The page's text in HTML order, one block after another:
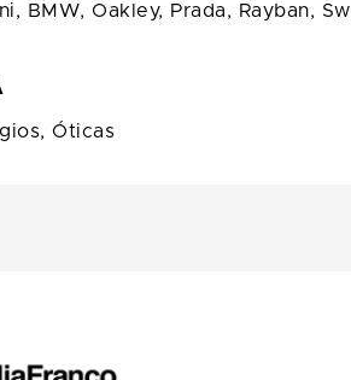
BMW, Oakley, Prada, Rayban,
Óticas